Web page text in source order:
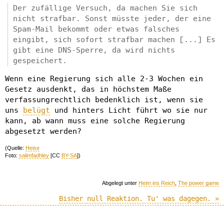
Der zufällige Versuch, da machen Sie sich
nicht strafbar. Sonst müsste jeder, der eine
Spam-Mail bekommt oder etwas falsches
eingibt, sich sofort strafbar machen [...] Es
gibt eine DNS-Sperre, da wird nichts
gespeichert.
Wenn eine Regierung sich alle 2-3 Wochen ein
Gesetz ausdenkt, das in höchstem Maße
verfassungrechtlich bedenklich ist, wenn sie
uns
belügt und hinters Licht führt wo sie nur
kann, ab wann muss eine solche Regierung
abgesetzt werden?
(Quelle: Heise
Foto: salimfadhley [CC BY-SA])
Abgelegt unter Heim ins Reich The power game
Bisher null Reaktion. Tu' was dagegen. »